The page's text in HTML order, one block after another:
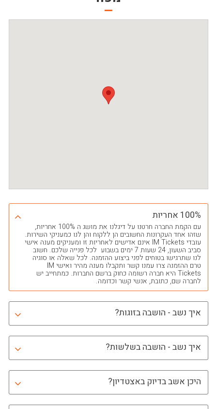
100% אחריות
עם הקמת החברה חרטנו על דיגלנו את מושג ה 100% אחריות,
שזהו אחד העקרונות החשובים הן ללקוח והן לנו כמעניקי השירות.
עובדי IM Tickets אינם אדישים לאחריות זו ומעניקים מענה אישי
סביב השעון, 24 שעות 7 ימים בשבוע לכל פנייה שלכם. חשוב
לנו שתרגישו בטוחים לפני ביצוע ההזמנה. לכל שאלה או סוגיה
טרם ההזמנה צרו עמנו קשר ותקבלו מענה מהיר ואישי IM
Tickets היא חברה רשומה כחוק ברשם החברות. כמתחייב יש
לחברה שם, כתובת, אנשי קשר וכדומה.
איך נשב - הושבה בזוגות?
איך נשב - הושבה בשלשות?
היכן אשב בדיוק באצטדיון?